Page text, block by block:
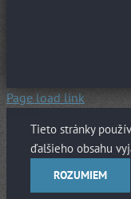
Page load link
Tieto stránky
ďalšieho obsahu
ROZUMIEM